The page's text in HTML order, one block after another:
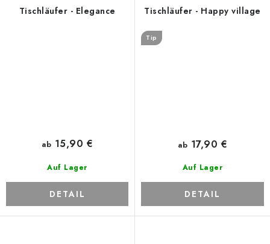
Tischläufer - Elegance
Auf Lager
ab 15,90 €
DETAIL
Tischläufer - Happy village
Tip
Auf Lager
ab 17,90 €
DETAIL